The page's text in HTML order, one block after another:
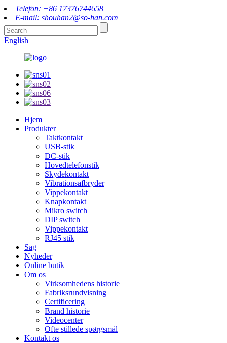
Telefon: +86 17376744658
E-mail: shouhan2@so-han.com
English
Hjem
Produkter
Taktkontakt
USB-stik
DC-stik
Hovedtelefonstik
Skydekontakt
Vibrationsafbryder
Vippekontakt
Knapkontakt
Mikro switch
DIP switch
Vippekontakt
RJ45 stik
Sag
Nyheder
Online butik
Om os
Virksomhedens historie
Fabriksrundvisning
Certificering
Brand historie
Videocenter
Ofte stillede spørgsmål
Kontakt os